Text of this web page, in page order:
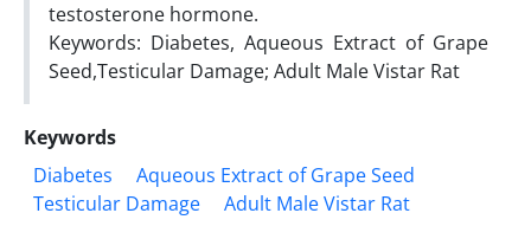
testosterone hormone.
Keywords: Diabetes, Aqueous Extract of Grape
Seed,Testicular Damage; Adult Male Vistar Rat
Keywords
Diabetes
Aqueous Extract of Grape Seed
Testicular Damage
Adult Male Vistar Rat